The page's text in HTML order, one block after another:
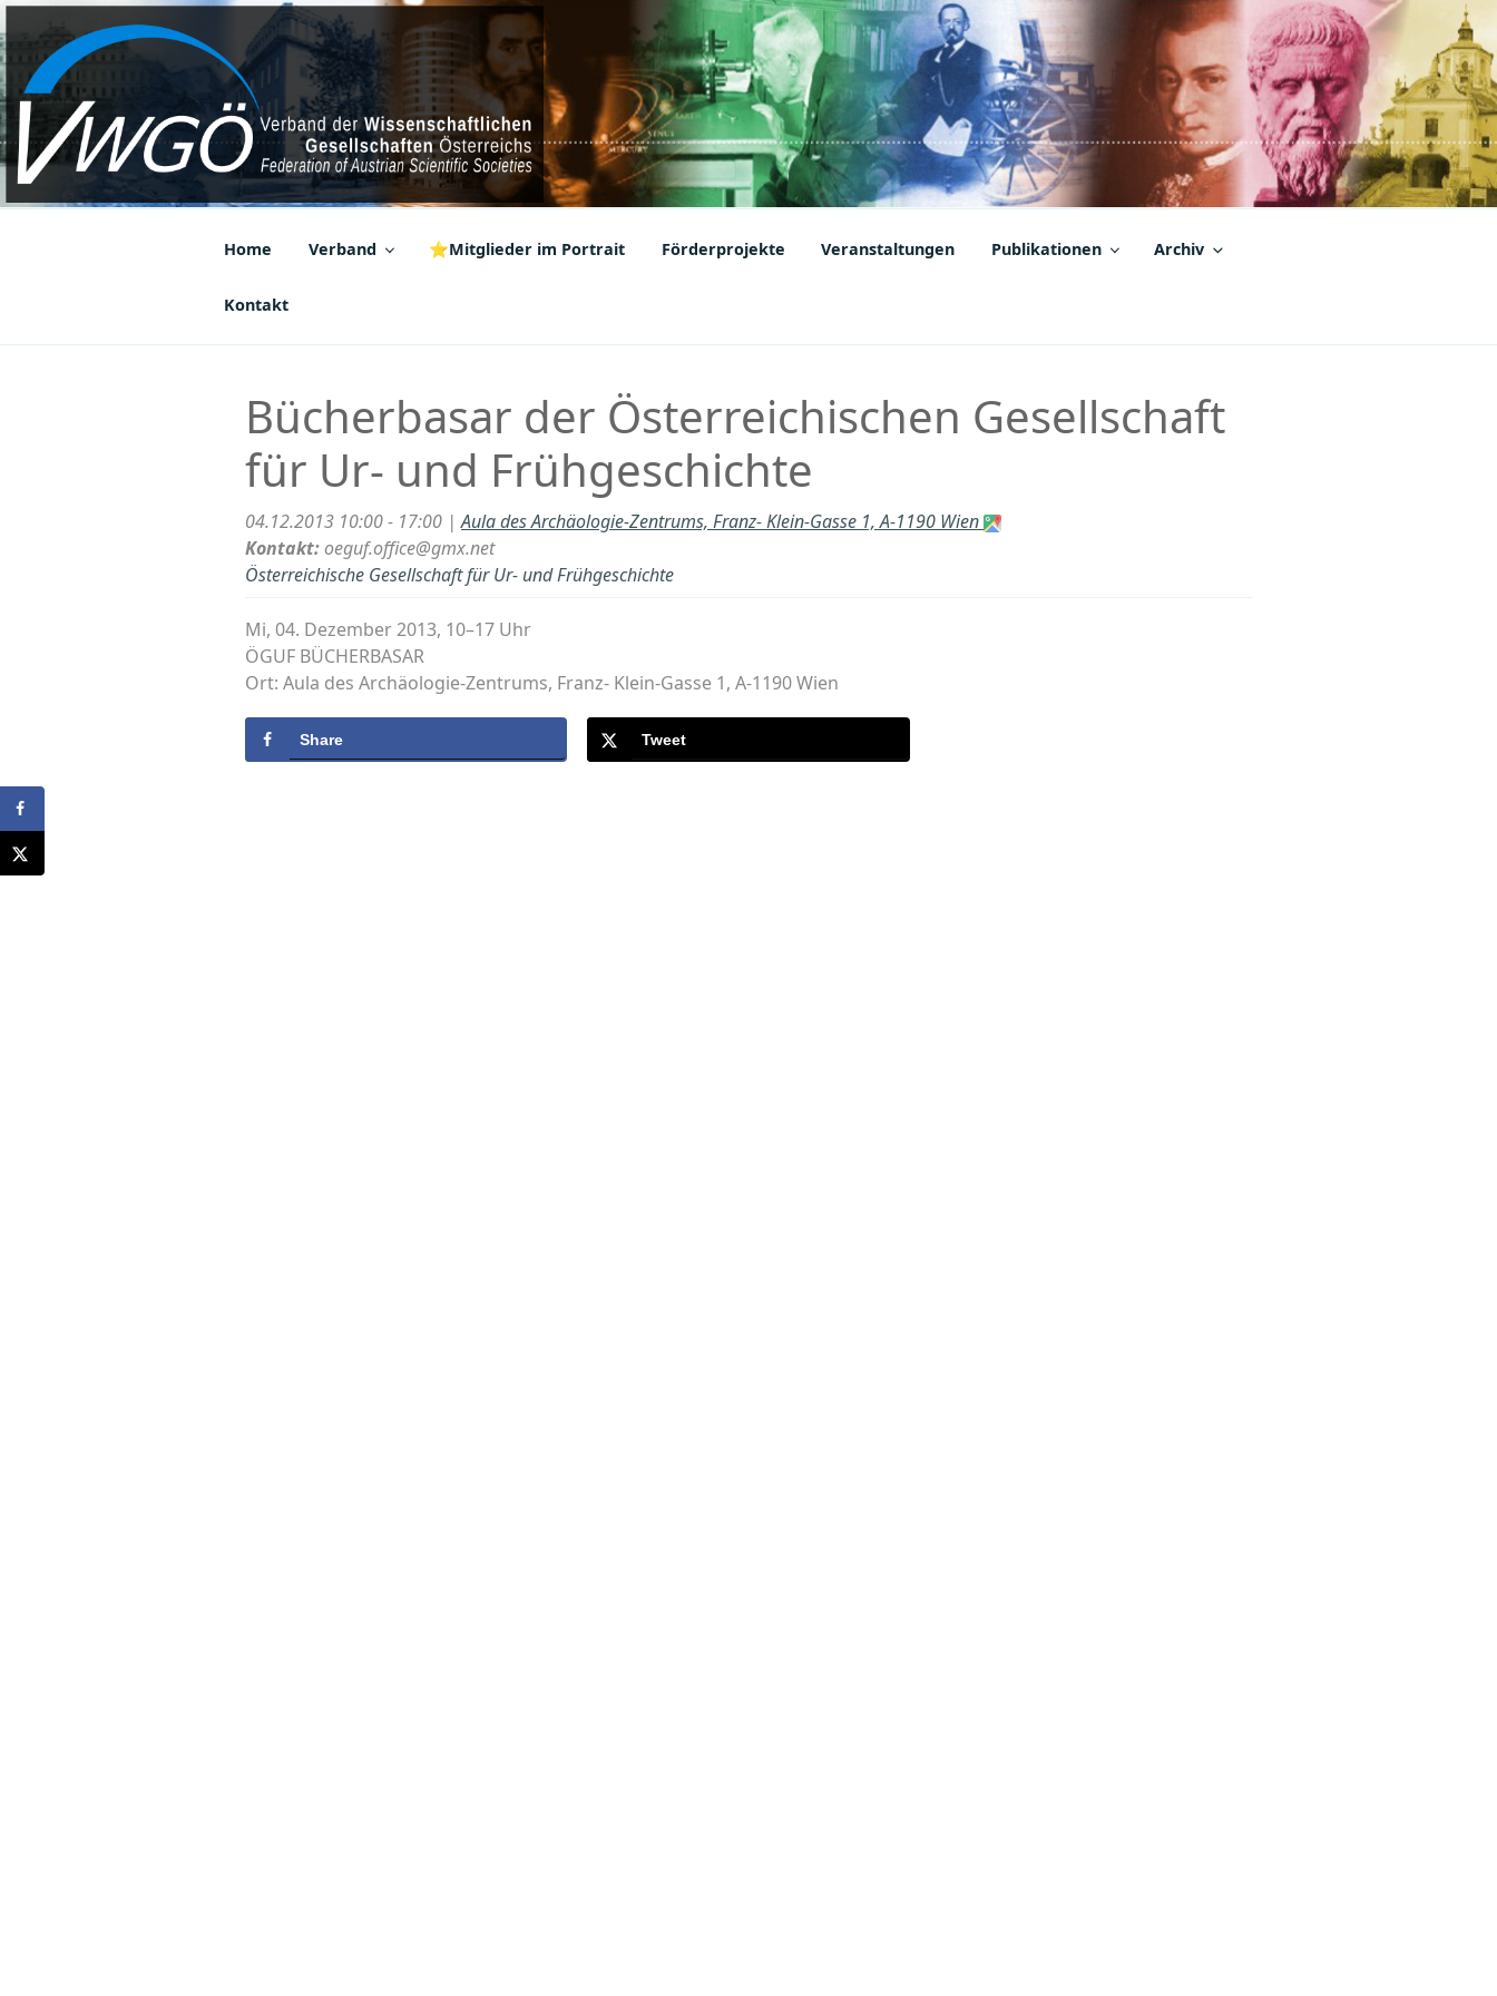
Zum
Inhalt
springen
VWGÖ
Federation of Austrian Scientific Societies
Home Verband ⭐Mitglieder im Portrait Förderprojekte Veranstaltungen Publikationen Archiv
Kontakt
Bücherbasar der Österreichischen Gesellschaft
für Ur- und Frühgeschichte
04.12.2013 10:00 - 17:00 |Aula des Archäologie-Zentrums, Franz- Klein-Gasse 1, A-1190 Wien
Kontakt:oeguf.office@gmx.net
Österreichische Gesellschaft für Ur- und Frühgeschichte
Mi, 04. Dezember 2013, 10–17 Uhr
ÖGUF BÜCHERBASAR
Ort: Aula des Archäologie-Zentrums, Franz- Klein-Gasse 1, A-1190 Wien
Share Tweet